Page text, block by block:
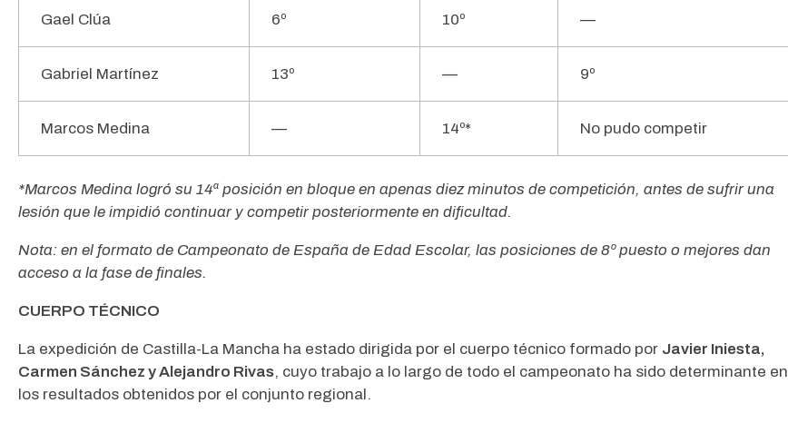
Gael Clúa 6º 10º —
Gabriel Martínez 13º — 9º
Marcos Medina — 14º* No pudo competir
*Marcos Medina logró su 14ª posición en bloque en apenas diez minutos de competición, antes de sufrir una
lesión que le impidió continuar y competir posteriormente en dificultad.
Nota: en el formato de Campeonato de España de Edad Escolar, las posiciones de 8º puesto o mejores dan
acceso a la fase de finales.
CUERPO TÉCNICO
La expedición de Castilla-La Mancha ha estado dirigida por el cuerpo técnico formado por Javier Iniesta,
Carmen Sánchez y Alejandro Rivas, cuyo trabajo a lo largo de todo el campeonato ha sido determinante en
los resultados obtenidos por el conjunto regional.